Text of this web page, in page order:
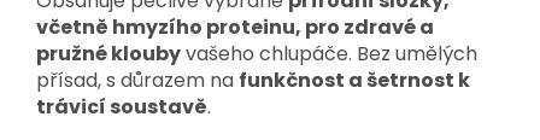
včetně hmyzího proteinu, pro zdravé a
pružné kloubyvašeho chlupáče. Bez umělých
přísad, s důrazem na funkčnost a šetrnost k
trávicí soustavě.